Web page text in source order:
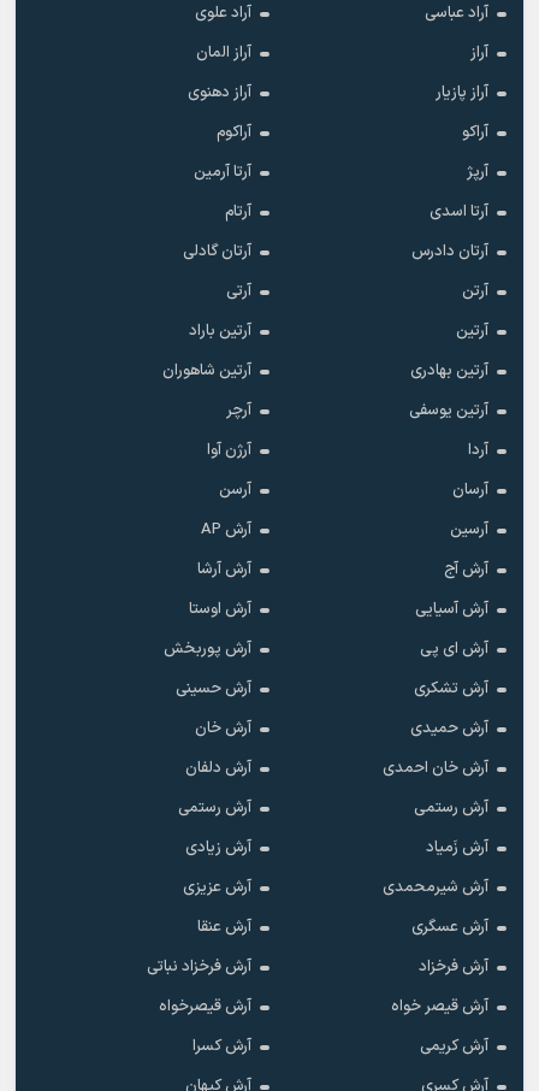
آراد عباسی
آراد علوی
آراز
آراز المان
آراز پازیار
آراز دهنوی
آراکو
آراکوم
آرپژ
آرتا آرمین
آرتا اسدی
آرتام
آرتان دادرس
آرتان گادلی
آرتن
آرتی
آرتین
آرتین باراد
آرتین بهادری
آرتین شاهوران
آرتین یوسفی
آرچر
آردا
آرژن آوا
آرسان
آرسن
آرسین
آرش AP
آرش آج
آرش آرشا
آرش آسیایی
آرش اوستا
آرش ای پی
آرش پوربخش
آرش تشکری
آرش حسینی
آرش حمیدی
آرش خان
آرش خان احمدی
آرش دلفان
آرش رستمى
آرش رستمی
آرش زَمیاد
آرش زیادی
آرش شیرمحمدی
آرش عزیزی
آرش عسگری
آرش عنقا
آرش فرخزاد
آرش فرخزاد نباتی
آرش قیصر خواه
آرش قیصرخواه
آرش کریمی
آرش کسرا